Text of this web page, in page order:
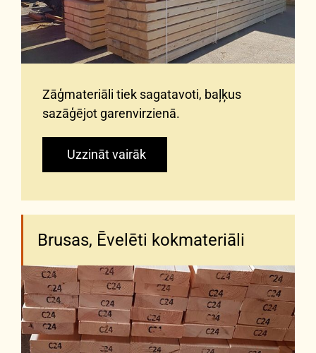
Zāģmateriāli tiek sagatavoti, baļķus
sazāģējot garenvirzienā.
Uzzināt vairāk
Brusas, Ēvelēti kokmateriāli